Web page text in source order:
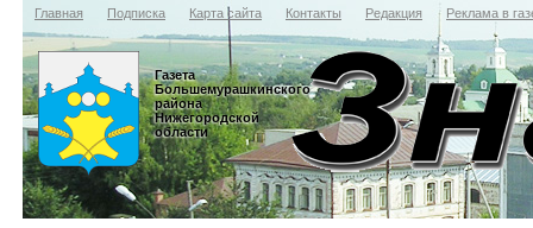
Главная Подписка Карта сайта Контакты Редакция Реклама в
Газета
Большемурашкинского
района
Нижегородской
области